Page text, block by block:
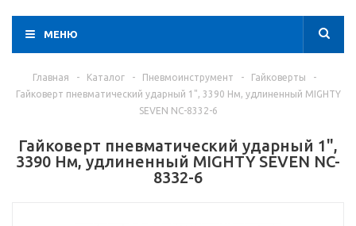
МЕНЮ
Главная - Каталог - Пневмоинструмент - Гайковерты
-
Гайковерт пневматический ударный 1", 3390 Нм, удлиненный MIGHTY
SEVEN NC-8332-6
Гайковерт пневматический ударный 1",
3390 Нм, удлиненный MIGHTY SEVEN NC-
8332-6